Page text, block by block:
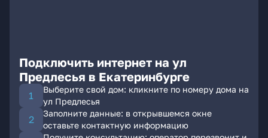
Подключить интернет на ул
Предлесья в Екатеринбурге
Выберите свой дом: кликните по номеру дома на
ул Предлесья
Заполните данные: в открывшемся окне
оставьте контактную информацию